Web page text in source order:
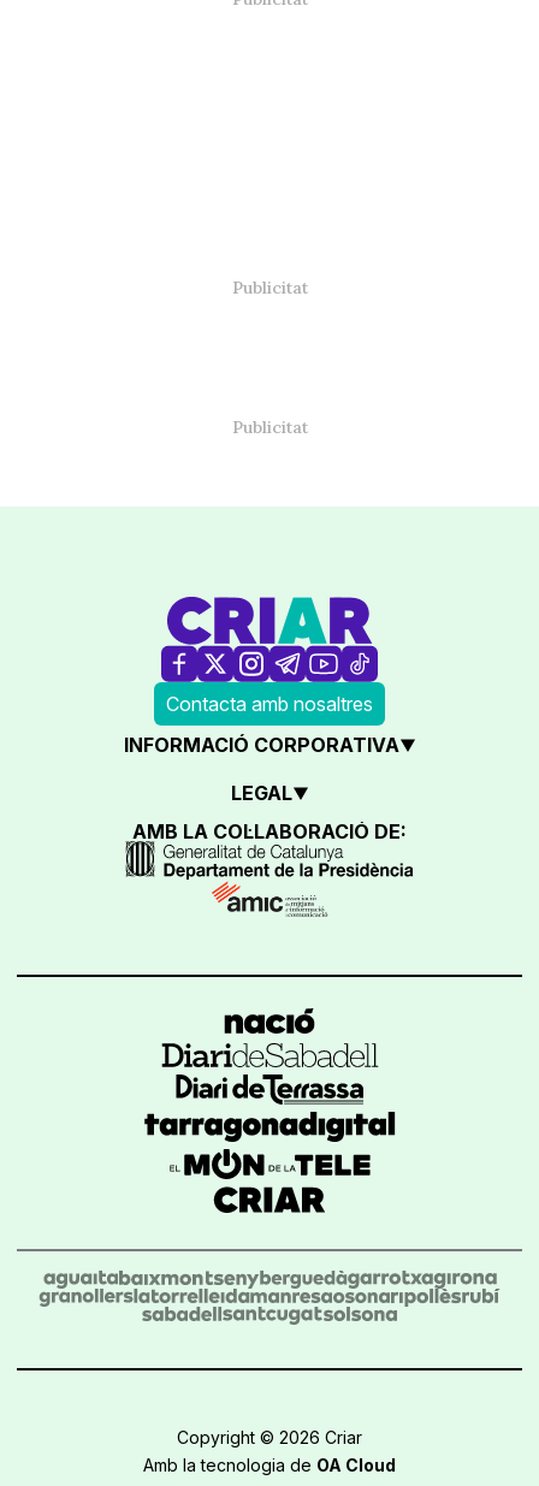
Contacta amb nosaltres
INFORMACIÓ CORPORATIVA
LEGAL
AMB LA COL·LABORACIÓ DE:
Copyright © 2026 Criar
Amb la tecnologia de OA Cloud